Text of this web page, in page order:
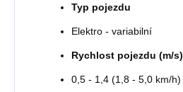
Typ pojezdu
Elektro - variabilní
Rychlost pojezdu (m/s)
0,5 - 1,4 (1,8 - 5,0 km/h)